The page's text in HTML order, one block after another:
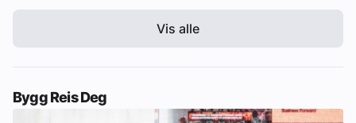
Vis alle
Bygg Reis Deg